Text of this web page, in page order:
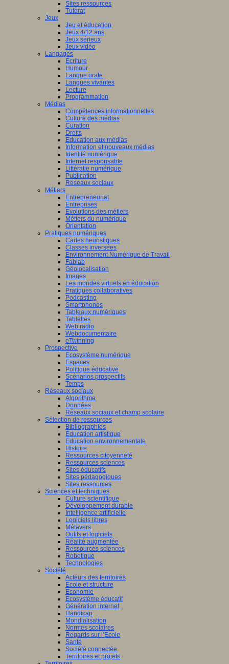
Sites ressources
Tutorat
Jeux
Jeu et éducation
Jeux 4/12 ans
Jeux sérieux
Jeux vidéo
Langages
Ecriture
Humour
Langue orale
Langues vivantes
Lecture
Programmation
Médias
Compétences informationnelles
Culture des médias
Curation
Droits
Education aux médias
Information et nouveaux médias
Identité numérique
Internet responsable
Littératie numérique
Publication
Réseaux sociaux
Métiers
Entrepreneuriat
Entreprises
Evolutions des métiers
Métiers du numérique
Orientation
Pratiques numériques
Cartes heuristiques
Classes inversées
Environnement Numérique de Travail
Fablab
Géolocalisation
Images
Les mondes virtuels en éducation
Pratiques collaboratives
Podcasting
Smartphones
Tableaux numériques
Tablettes
Web radio
Webdocumentaire
eTwinning
Prospective
Ecosystème numérique
Espaces
Politique éducative
Scénarios prospectifs
Temps
Réseaux sociaux
Algorithme
Données
Réseaux sociaux et champ scolaire
Sélection de ressources
Bibliographies
Education artistique
Education environnementale
Histoire
Ressources citoyenneté
Ressources sciences
Sites éducatifs
Sites pédagogiques
Sites ressources
Sciences et techniques
Culture scientifique
Développement durable
Intelligence artificielle
Logiciels libres
Métavers
Outils et logiciels
Réalité augmentée
Ressources sciences
Robotique
Technologies
Société
Acteurs des territoires
Ecole et structure
Economie
Ecosystème éducatif
Génération internet
Handicap
Mondialisation
Normes scolaires
Regards sur l’Ecole
Santé
Société connectée
Territoires et projets